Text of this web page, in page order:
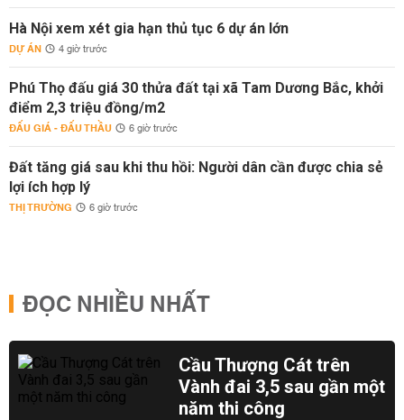
Hà Nội xem xét gia hạn thủ tục 6 dự án lớn
DỰ ÁN 4 giờ trước
Phú Thọ đấu giá 30 thửa đất tại xã Tam Dương Bắc, khởi
điểm 2,3 triệu đồng/m2
ĐẤU GIÁ - ĐẤU THẦU 6 giờ trước
Đất tăng giá sau khi thu hồi: Người dân cần được chia sẻ
lợi ích hợp lý
THỊ TRƯỜNG 6 giờ trước
ĐỌC NHIỀU NHẤT
Cầu Thượng Cát trên
Vành đai 3,5 sau gần một
năm thi công